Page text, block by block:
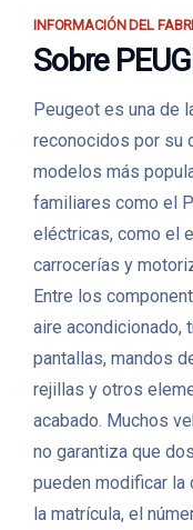
INFORMACIÓN DEL
Sobre
Peugeot es una de
reconocidos por su
modelos más
familiares como el
eléctricas, como el
carrocerías y
Entre los
aire acondicionado,
pantallas, mandos
rejillas y otros
acabado. Muchos
no garantiza que
pueden modificar la
la matrícula, el